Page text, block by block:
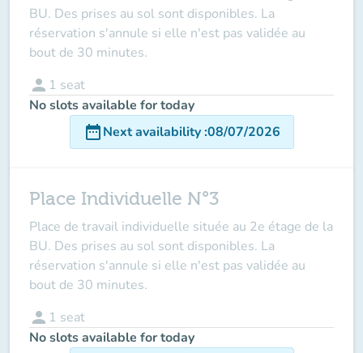
BU. Des prises au sol sont disponibles. La
réservation s'annule si elle n'est pas validée au
bout de 30 minutes.
person 1 seat
No slots available for today
date_rangeNext availability:08/07/2026
Place Individuelle N°3
Place de travail individuelle située au 2e étage de la
BU. Des prises au sol sont disponibles. La
réservation s'annule si elle n'est pas validée au
bout de 30 minutes.
person 1 seat
No slots available for today